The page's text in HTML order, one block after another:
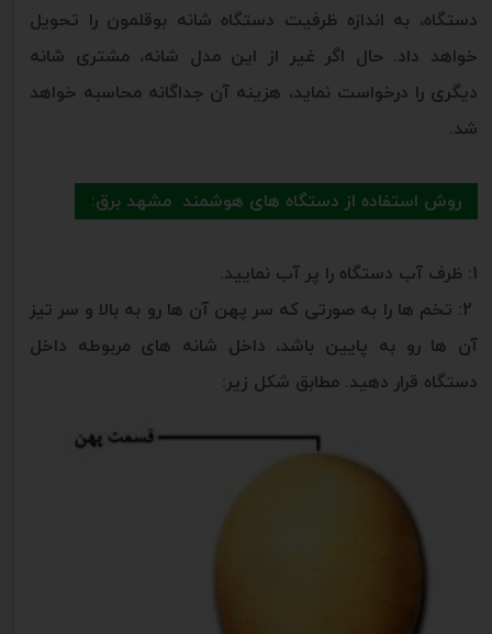
دستگاه، به اندازه ظرفیت دستگاه شانه بوقلمون را تحویل
خواهد داد. حال اگر غیر از این مدل شانه، مشتری شانه
دیگری را درخواست نماید، هزینه آن جداگانه محاسبه خواهد
شد.
روش استفاده از دستگاه های هوشمند مشهد برق:
1: ظرف آب دستگاه را پر آب نمایید.
2: تخم ها را به صورتی که سر پهن آن ها رو به بالا و سر تیز
آن ها رو به پایین باشد، داخل شانه های مربوطه داخل
دستگاه قرار دهید. مطابق شکل زیر: